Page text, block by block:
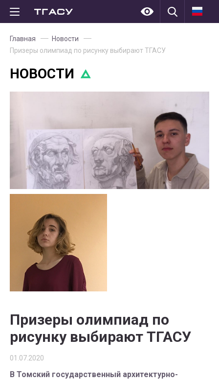
Главная
Новости
Призеры олимпиад по рисунку выбирают ТГАСУ
НОВОСТИ
Призеры олимпиад по
рисунку выбирают ТГАСУ
01.07.2020
В Томский государственный архитектурно-